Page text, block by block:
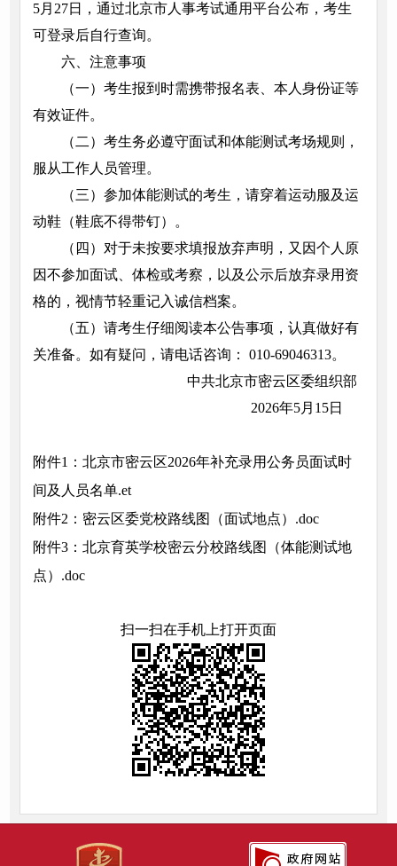
5月27日，通过北京市人事考试通用平台公布，考生
可登录后自行查询。
六、注意事项
（一）考生报到时需携带报名表、本人身份证等
有效证件。
（二）考生务必遵守面试和体能测试考场规则，
服从工作人员管理。
（三）参加体能测试的考生，请穿着运动服及运
动鞋（鞋底不得带钉）。
（四）对于未按要求填报放弃声明，又因个人原
因不参加面试、体检或考察，以及公示后放弃录用资
格的，视情节轻重记入诚信档案。
（五）请考生仔细阅读本公告事项，认真做好有
关准备。如有疑问，请电话咨询： 010-69046313。
中共北京市密云区委组织部
2026年5月15日
附件1：北京市密云区2026年补充录用公务员面试时
间及人员名单.et
附件2：密云区委党校路线图（面试地点）.doc
附件3：北京育英学校密云分校路线图（体能测试地
点）.doc
扫一扫在手机上打开页面